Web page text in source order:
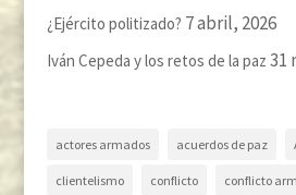
¿Ejército politizado? 7 abril, 2026
Iván Cepeda y los retos de la paz 31
actores armados acuerdos de paz
clientelismo conflicto conflicto